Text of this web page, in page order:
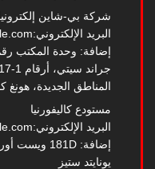
شركة بي-شاين
البريد الإلكتروني:
المناطق الجديدة، هونغ
مستودع كاليفورنيا
البريد الإلكتروني:
يونايتد ستيز